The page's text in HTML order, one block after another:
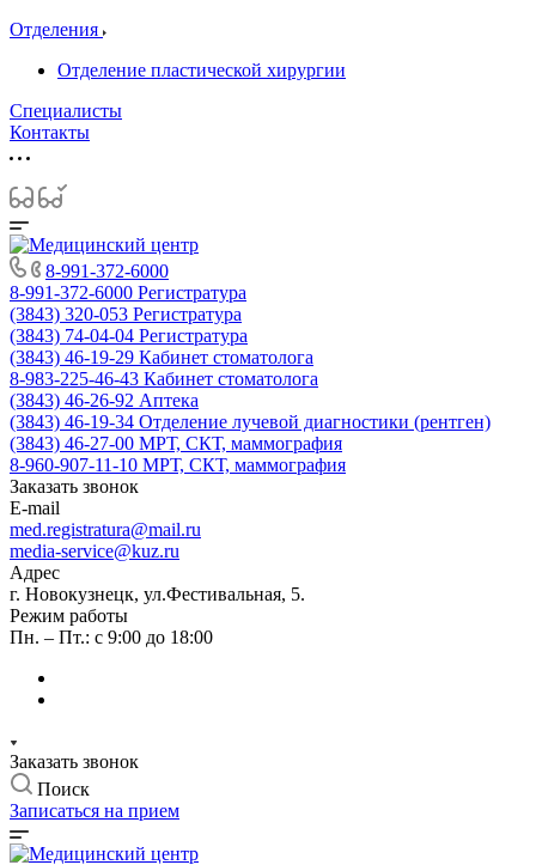
Отделения
Отделение пластической хирургии
Специалисты
Контакты
8-991-372-6000
8-991-372-6000 Регистратура
(3843) 320-053 Регистратура
(3843) 74-04-04 Регистратура
(3843) 46-19-29 Кабинет стоматолога
8-983-225-46-43 Кабинет стоматолога
(3843) 46-26-92 Аптека
(3843) 46-19-34 Отделение лучевой диагностики (рентген)
(3843) 46-27-00 МРТ, СКТ, маммография
8-960-907-11-10 МРТ, СКТ, маммография
Заказать звонок
E-mail
med.registratura@mail.ru
media-service@kuz.ru
Адрес
г. Новокузнецк, ул.Фестивальная, 5.
Режим работы
Пн. – Пт.: с 9:00 до 18:00
Заказать звонок
Поиск
Записаться на прием